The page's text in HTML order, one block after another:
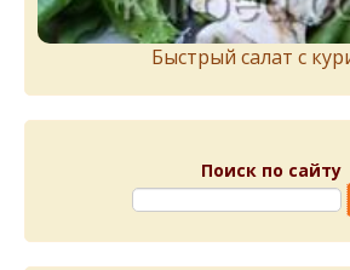
Быстрый салат с
Поиск по сайту